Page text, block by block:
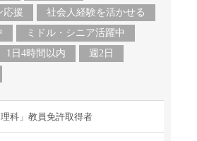
応援
社会人経験を活かせる
ミドル・シニア活躍中
1日4時間以内
週2日
科」教員免許取得者